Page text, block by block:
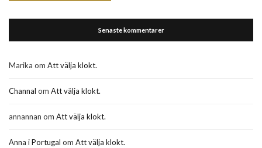
Senaste kommentarer
Marika om Att välja klokt.
Channal om Att välja klokt.
annannan om Att välja klokt.
Anna i Portugal om Att välja klokt.